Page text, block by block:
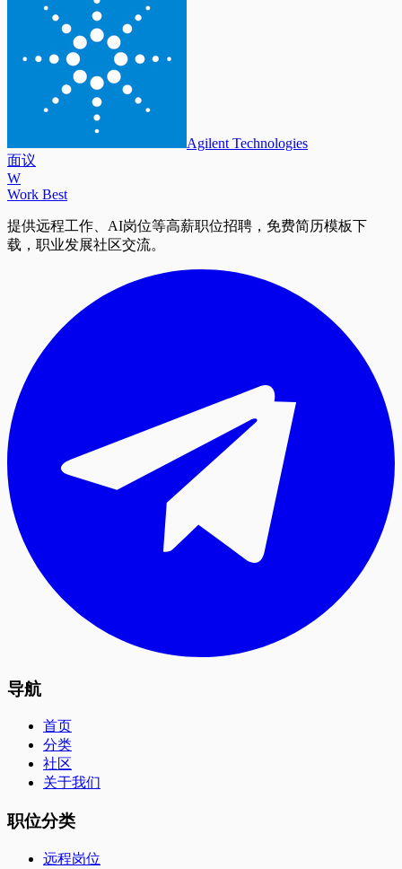
Agilent Technologies
面议
W
Work Best
提供远程工作、AI岗位等高薪职位招聘，免费简历模板下
载，职业发展社区交流。
导航
首页
分类
社区
关于我们
职位分类
远程岗位